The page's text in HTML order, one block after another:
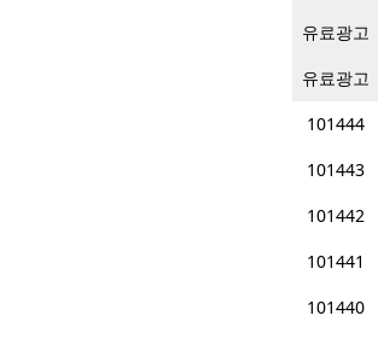
유료광고
유료광고
101444
101443
101442
101441
101440